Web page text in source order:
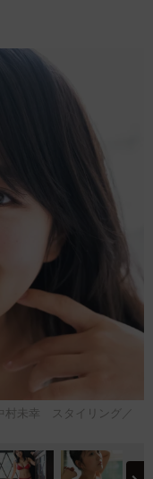
村未幸 スタイリング／